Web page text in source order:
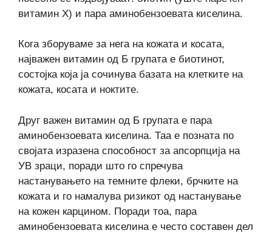
витамин Х) и пара аминобензоевата киселина.
Кога зборуваме за нега на кожата и косата,
најважен витамин од Б групата е биотинот,
состојка која ја сочинува базата на клетките на
кожата, косата и ноктите.
Друг важен витамин од Б групата е пара
аминобензоевата киселина. Таа е позната по
својата изразена способност за апсорпција на
УВ зраци, поради што го спречува
настанувањето на темните флеки, брчките на
кожата и го намалува ризикот од настанување
на кожен карцином. Поради тоа, пара
аминобензоевата киселина е често составен дел